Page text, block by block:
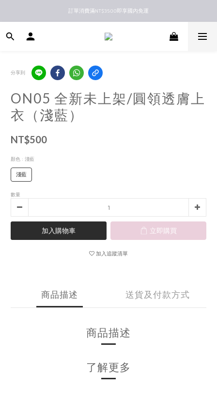
新馬港澳順豐到付配送
訂單消費滿NT$3500即享國內免運
新馬港澳順豐到付配送
分享到
ON05 全新未上架/圓領透膚上
衣（淺藍）
NT$500
顏色 : 淺藍
淺藍
數量
加入購物車 立即購買
加入追蹤清單
商品描述 送貨及付款方式
商品描述
了解更多